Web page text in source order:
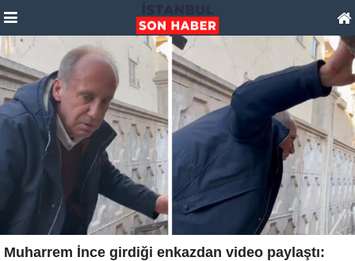
Muharrem İnce girdiği enkazdan video paylaştı: